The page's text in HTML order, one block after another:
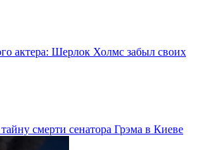
актера: Шерлок Холмс забыл своих
смерти сенатора Грэма в Киеве